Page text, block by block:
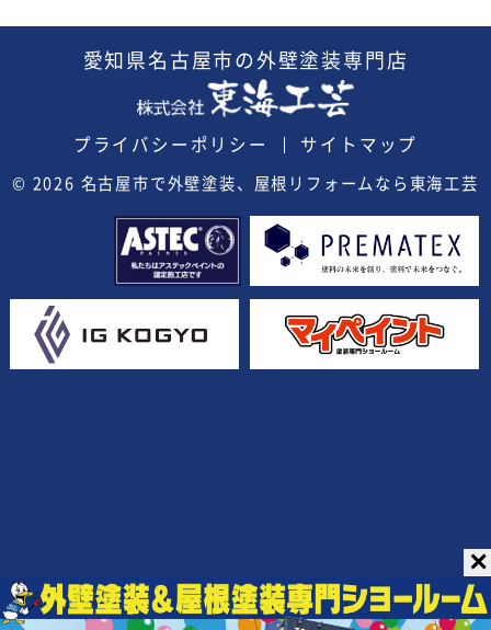
愛知県名古屋市の外壁塗装 専門店
プライバシーポリシー サイトマップ
© 2026 名古屋市で外壁塗装、屋根リフォームなら東海工芸
✕